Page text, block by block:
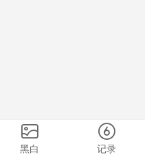
黑白 记录